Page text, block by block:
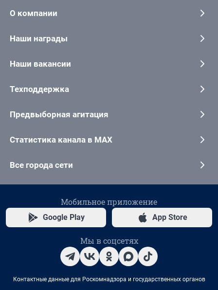
О компании
Наши награды
Наши вакансии
Техподдержка
Предвыборная агитация
Статистика канала в MAX
Все города сети
Мобильное приложение
Google Play App Store
Мы в соцсетях
Контактные данные для Роскомнадзора и государственных органов